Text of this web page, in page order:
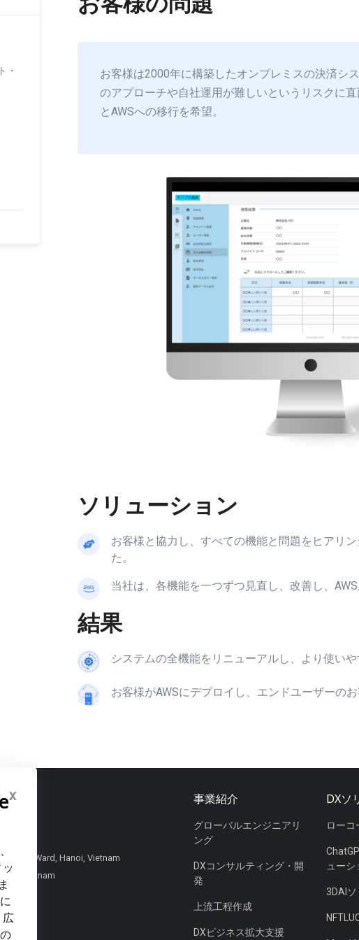
・
お客様は2000年に構築したオンプレミスの決済シ
のアプローチや自社運用が難しいというリスクに
とAWSへの移行を希望。
ソリューション
お客様と協力し、すべての機能と問題をヒアリ
た。
当社は、各機能を一つずつ見直し、改善し、
結果
システムの全機能をリニューアルし、より使い
お客様がAWSにデプロイし、エンドユーザーの
Giay Ward, Hanoi, Vietnam
Vietnam
事業紹介
グローバルエンジニアリ
ング
DXコンサルティング・開
発
上流工程作成
DXビジネス拡大支援
DXソ
ローコ
ューシ
3DAI
x
広